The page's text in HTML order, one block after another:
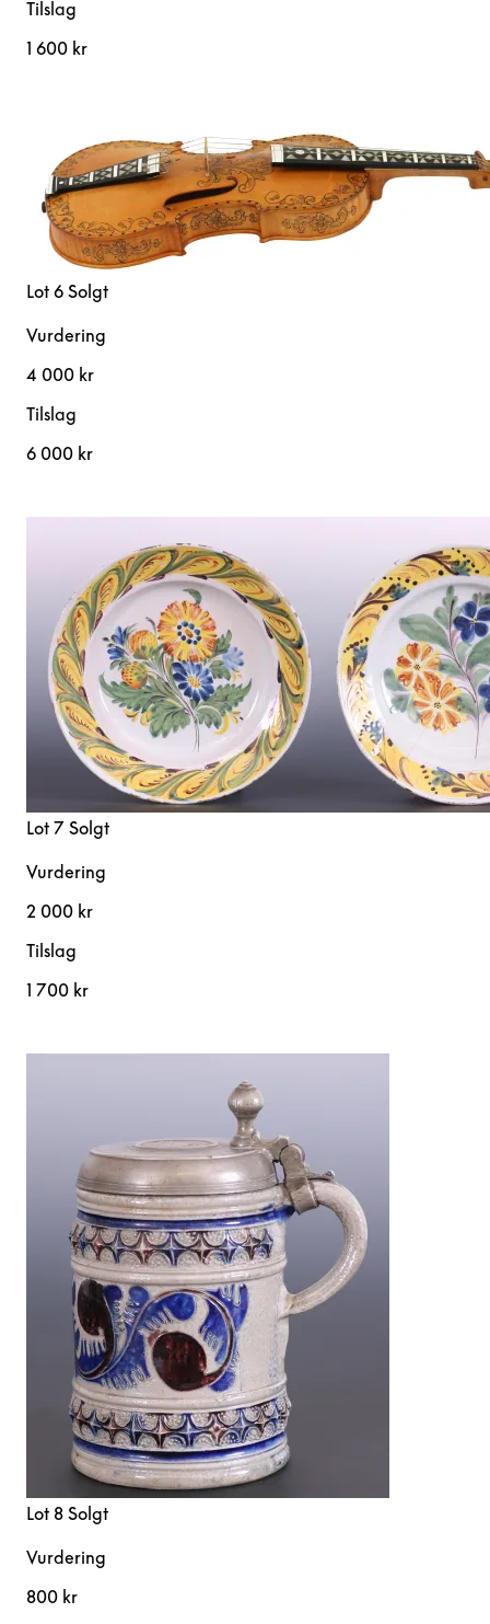
Tilslag
1 600 kr
Lot 6 Solgt
Vurdering
4 000 kr
Tilslag
6 000 kr
Lot 7 Solgt
Vurdering
2 000 kr
Tilslag
1 700 kr
Lot 8 Solgt
Vurdering
800 kr